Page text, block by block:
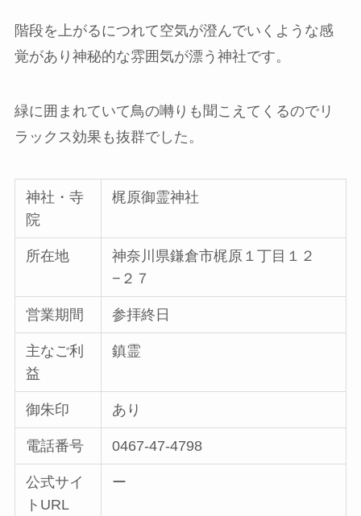
階段を上がるにつれて空気が澄んでいくような感
覚があり神秘的な雰囲気が漂う神社です。
緑に囲まれていて鳥の囀りも聞こえてくるのでリ
ラックス効果も抜群でした。
神社・寺
院
梶原御霊神社
所在地
神奈川県鎌倉市梶原１丁目１２
−２７
営業期間 参拝終日
主なご利
益
鎮霊
御朱印 あり
電話番号 0467-47-4798
公式サイ
トURL
ー